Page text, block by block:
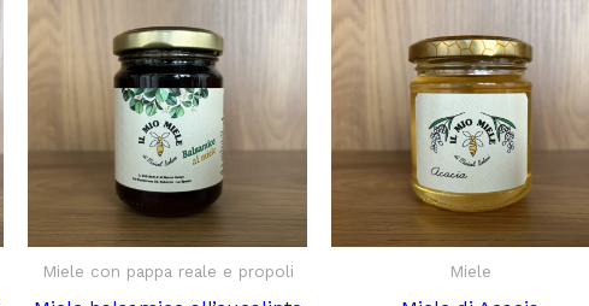
Miele con pappa reale e propoli Miele